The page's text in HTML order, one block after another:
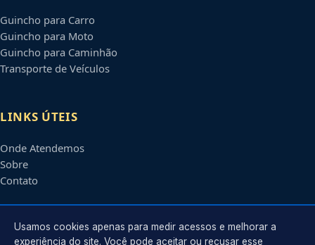
Guincho para Carro
Guincho para Moto
Guincho para Caminhão
Transporte de Veículos
LINKS ÚTEIS
Onde Atendemos
Sobre
Contato
CONTATO
Usamos cookies apenas para medir acessos e melhorar a
experiência do site. Você pode aceitar ou recusar esse